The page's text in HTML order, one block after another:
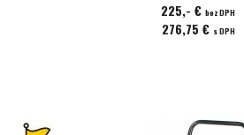
225,- € bez DPH
276,75 € s DPH